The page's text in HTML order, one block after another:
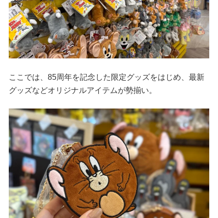
ここでは、85周年を記念した限定グッズをはじめ、最新
グッズなどオリジナルアイテムが勢揃い。